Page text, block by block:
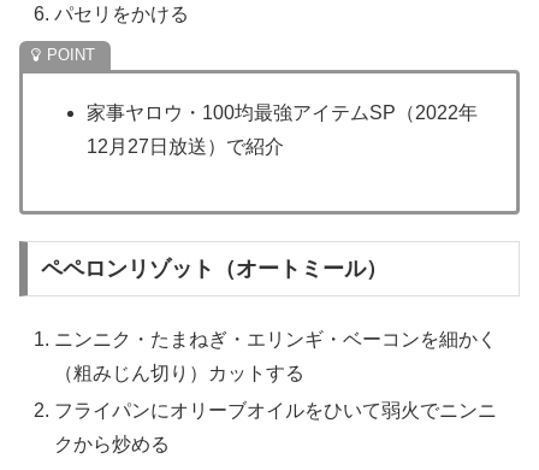
パセリをかける
家事ヤロウ・100均最強アイテムSP（2022年
12月27日放送）で紹介
ペペロンリゾット（オートミール）
ニンニク・たまねぎ・エリンギ・ベーコンを細かく
（粗みじん切り）カットする
フライパンにオリーブオイルをひいて弱火でニンニ
クから炒める